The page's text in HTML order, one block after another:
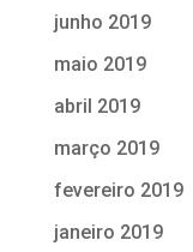
junho 2019
maio 2019
abril 2019
março 2019
fevereiro 2019
janeiro 2019